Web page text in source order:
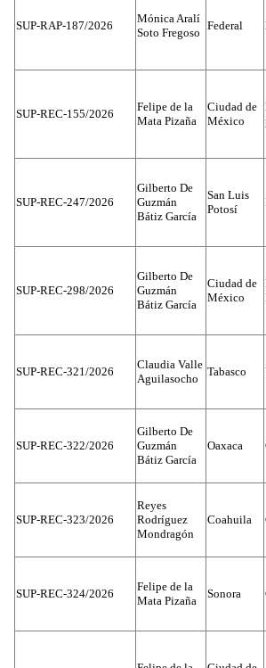
SUP-RAP-187/2026
Mónica Aralí
Soto Fregoso
Federal
SUP-REC-155/2026
Felipe de la
Mata Pizaña
Ciudad de
México
SUP-REC-247/2026
Gilberto De
Guzmán
Bátiz García
San Luis
Potosí
SUP-REC-298/2026
Gilberto De
Guzmán
Bátiz García
Ciudad de
México
SUP-REC-321/2026
Claudia Valle
Aguilasocho
Tabasco
SUP-REC-322/2026
Gilberto De
Guzmán
Bátiz García
Oaxaca
SUP-REC-323/2026
Reyes
Rodríguez
Mondragón
Coahuila
SUP-REC-324/2026
Felipe de la
Mata Pizaña
Sonora